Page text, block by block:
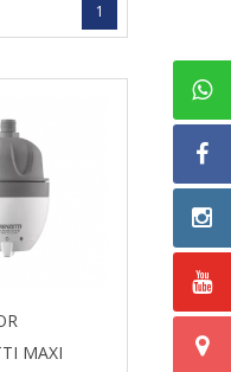
1
MAXI